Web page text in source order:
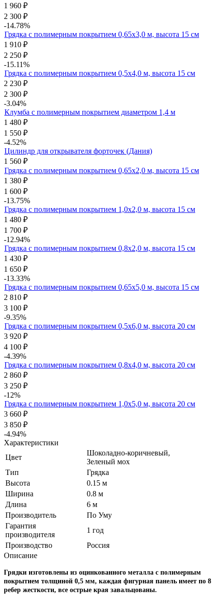
1 960 ₽
2 300 ₽
-14.78%
Грядка с полимерным покрытием 0,65х3,0 м, высота 15 см
1 910 ₽
2 250 ₽
-15.11%
Грядка с полимерным покрытием 0,5х4,0 м, высота 15 см
2 230 ₽
2 300 ₽
-3.04%
Клумба с полимерным покрытием диаметром 1,4 м
1 480 ₽
1 550 ₽
-4.52%
Цилиндр для открывателя форточек (Дания)
1 560 ₽
Грядка с полимерным покрытием 0,65х2,0 м, высота 15 см
1 380 ₽
1 600 ₽
-13.75%
Грядка с полимерным покрытием 1,0х2,0 м, высота 15 см
1 480 ₽
1 700 ₽
-12.94%
Грядка с полимерным покрытием 0,8х2,0 м, высота 15 см
1 430 ₽
1 650 ₽
-13.33%
Грядка с полимерным покрытием 0,65х5,0 м, высота 15 см
2 810 ₽
3 100 ₽
-9.35%
Грядка с полимерным покрытием 0,5х6,0 м, высота 20 см
3 920 ₽
4 100 ₽
-4.39%
Грядка с полимерным покрытием 0,8х4,0 м, высота 20 см
2 860 ₽
3 250 ₽
-12%
Грядка с полимерным покрытием 1,0х5,0 м, высота 20 см
3 660 ₽
3 850 ₽
-4.94%
Характеристики
Цвет
Шоколадно-коричневый,
Зеленый мох
Тип
Грядка
Высота
0.15 м
Ширина
0.8 м
Длина
6 м
Производитель
По Уму
Гарантия
производителя
1 год
Производство
Россия
Описание
Грядки изготовлены из оцинкованного металла с полимерным
покрытием толщиной 0,5 мм, каждая фигурная панель имеет по 8
ребер жесткости, все острые края завальцованы.